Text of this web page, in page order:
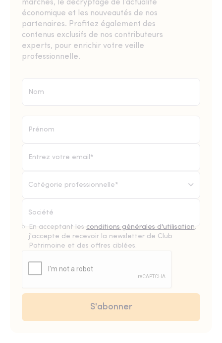
marchés, le décryptage de l’actualité
économique et les nouveautés de nos
partenaires. Profitez également des
contenus exclusifs de nos contributeurs
experts, pour enrichir votre veille
professionnelle.
Catégorie professionnelle*
En acceptant les conditions générales d'utilisation,
j'accepte de recevoir la newsletter de Club
Patrimoine et des offres ciblées.